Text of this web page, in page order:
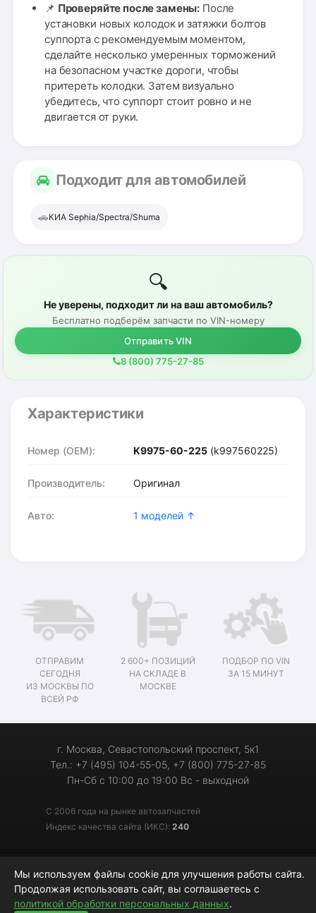
📌 Проверяйте после замены: После
установки новых колодок и затяжки болтов
суппорта с рекомендуемым моментом,
сделайте несколько умеренных торможений
на безопасном участке дороги, чтобы
притереть колодки. Затем визуально
убедитесь, что суппорт стоит ровно и не
двигается от руки.
Подходит для автомобилей
🚗КИА Sephia/Spectra/Shuma
🔍
Не уверены, подходит ли на ваш автомобиль?
Бесплатно подберём запчасти по VIN-номеру
Отправить VIN
8 (800) 775-27-85
Характеристики
Номер (OEM): K9975-60-225 (k997560225)
Производитель: Оригинал
Авто: 1 моделей ↑
ОТПРАВИМ
СЕГОДНЯ
ИЗ МОСКВЫ ПО
ВСЕЙ РФ
2 600+ ПОЗИЦИЙ
НА СКЛАДЕ В
МОСКВЕ
ПОДБОР ПО VIN
ЗА 15 МИНУТ
г. Москва, Севастопольский проспект, 5к1
Тел.: +7 (495) 104-55-05, +7 (800) 775-27-85
Пн-Сб с 10:00 до 19:00 Вс - выходной
С 2006 года на рынке автозапчастей
Индекс качества сайта (ИКС): 240
© 2006-2026 «Мотор-Джи» - запчасти для иномарок
Мы используем файлы cookie для улучшения работы сайта.
Продолжая использовать сайт, вы соглашаетесь с
политикой обработки персональных данных.